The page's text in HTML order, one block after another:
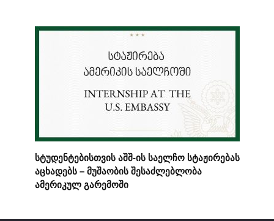
სტუდენტებისთვის აშშ-ის საელჩო სტაჟირებას
აცხადებს – მუშაობის შესაძლებლობა
ამერიკულ გარემოში